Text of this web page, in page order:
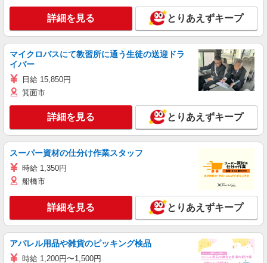
詳細を見る とりあえずキープ
マイクロバスにて教習所に通う生徒の送迎ドラ
イバー
日給 15,850円
箕面市
詳細を見る とりあえずキープ
スーパー資材の仕分け作業スタッフ
時給 1,350円
船橋市
詳細を見る とりあえずキープ
アパレル用品や雑貨のピッキング検品
時給 1,200円〜1,500円